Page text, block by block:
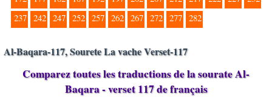
237 242 247 252 257 262 267 272 277 282
Al-Baqara-117, Sourete La vache Verset-117
Comparez toutes les traductions de la sourate Al-
Baqara - verset 117 de français